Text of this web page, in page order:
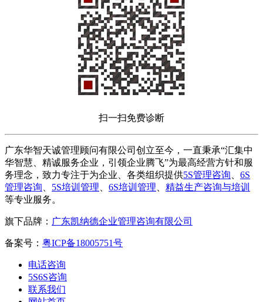
扫一扫免费诊断
广东华智天诚管理顾问有限公司创立至今，一直秉承“汇集中
华智慧、精诚服务企业，引领企业腾飞”为最高经营方针和服
务理念，致力专注于为企业、各类组织提供5S管理咨询
6S
管理咨询
5S培训管理 6S培训管理
精益生产咨询与培训
等专业服务。
旗下品牌： 广东凯纳德企业管理咨询有限公司
备案号： 粤ICP备18005751号
电话咨询
5S6S咨询
联系我们